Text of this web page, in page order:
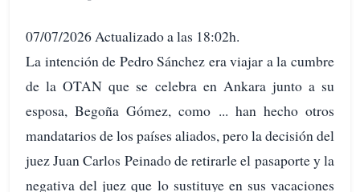
07/07/2026 Actualizado a las 18:02h.
La intención de Pedro Sánchez era viajar a la cumbre
de la OTAN que se celebra en Ankara junto a su
esposa, Begoña Gómez, como ... han hecho otros
mandatarios de los países aliados, pero la decisión del
juez Juan Carlos Peinado de retirarle el pasaporte y la
negativa del juez que lo sustituye en sus vacaciones